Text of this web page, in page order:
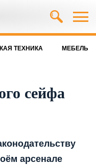
ТЕХНИКА МЕБЕЛЬ
сейфа
арсенале